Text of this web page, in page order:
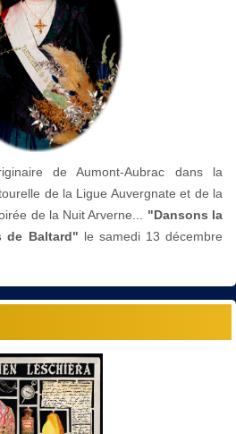
de Aumont-Aubrac dans la
de la Ligue Auvergnate et de la
de la Nuit Arverne... "Dansons la
de Baltard" le samedi 13 décembre